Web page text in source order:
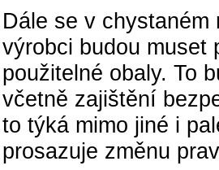
Dále se v
výrobci budou muset
použitelné obaly. To
včetně zajištění
to týká mimo jiné i
prosazuje změnu